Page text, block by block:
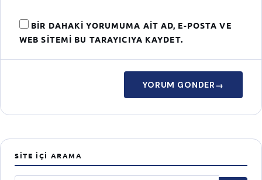
BIR DAHAKI YORUMUMA AIT AD, E-POSTA VE
WEB SITEMI BU TARAYICIYA KAYDET.
YORUM GONDER→
SITE İÇI ARAMA